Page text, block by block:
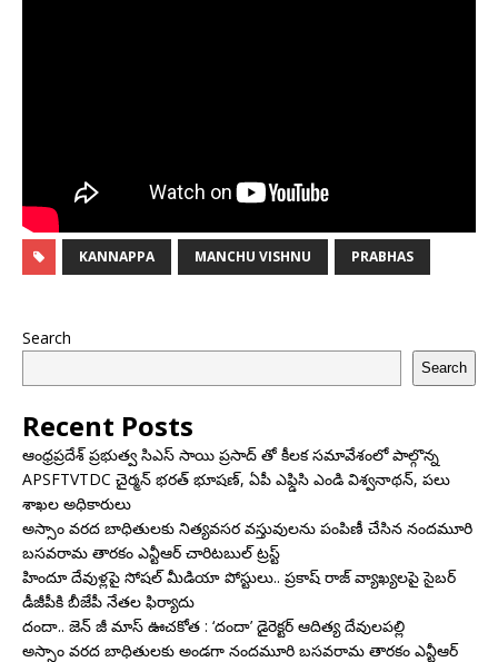
KANNAPPA MANCHU VISHNU PRABHAS
Search
Search
Recent Posts
ఆంధ్రప్రదేశ్ ప్రభుత్వ సిఎస్ సాయి ప్రసాద్ తో కీలక సమావేశంలో పాల్గొన్న
APSFTVTDC చైర్మన్ భరత్ భూషణ్, ఏపీ ఎఫ్డిసి ఎండి విశ్వనాథన్, పలు
శాఖల అధికారులు
అస్సాం వరద బాధితులకు నిత్యవసర వస్తువులను పంపిణీ చేసిన నందమూరి
బసవరామ తారకం ఎన్టీఆర్ చారిటబుల్ ట్రస్ట్
హిందూ దేవుళ్లపై సోషల్ మీడియా పోస్టులు.. ప్రకాష్ రాజ్ వ్యాఖ్యలపై సైబర్
డీజీపీకి బీజేపీ నేతల ఫిర్యాదు
దందా.. జెన్ జీ మాస్ ఊచకోత : ‘దందా’ డైరెక్ట‌ర్ ఆదిత్య దేవులపల్లి
అస్సాం వరద బాధితులకు అండగా నందమూరి బసవరామ తారకం ఎన్టీఆర్